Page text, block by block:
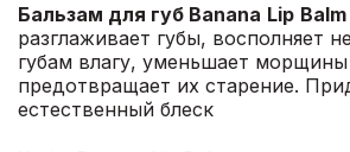
Бальзам для губ Banana Lip Balm
разглаживает губы, восполняет
губам влагу, уменьшает морщины
предотвращает их старение.
естественный блеск